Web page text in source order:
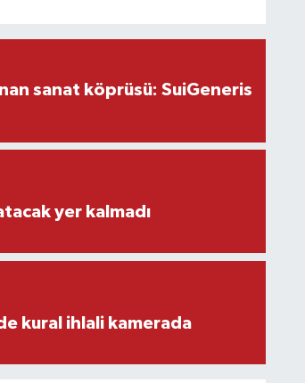
sanat köprüsü: SuiGeneris
yer kalmadı
kural ihlali kamerada